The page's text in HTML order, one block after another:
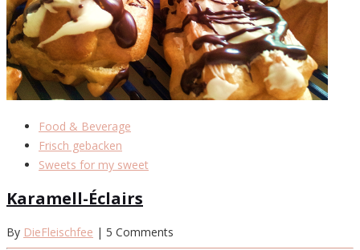
Food & Beverage
Frisch gebacken
Sweets for my sweet
Karamell-Éclairs
By DieFleischfee | 5 Comments